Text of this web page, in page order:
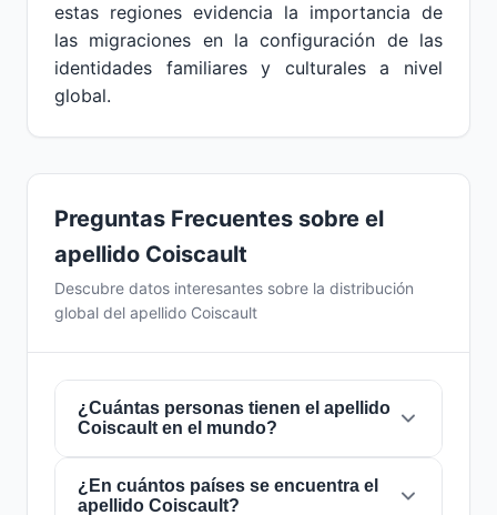
estas regiones evidencia la importancia de
las migraciones en la configuración de las
identidades familiares y culturales a nivel
global.
Preguntas Frecuentes sobre el
apellido Coiscault
Descubre datos interesantes sobre la distribución
global del apellido Coiscault
¿Cuántas personas tienen el apellido
Coiscault en el mundo?
Actualmente hay aproximadamente46
¿En cuántos países se encuentra el
apellido Coiscault?